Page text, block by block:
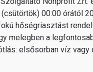
00:00 órától
hőségriasztást
melegben a
elsősorban víz vagy